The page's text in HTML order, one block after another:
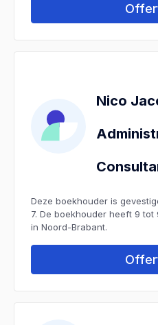
Nico
Deze boekhouder is
7. De boekhouder heeft 9
in Noord-Brabant.